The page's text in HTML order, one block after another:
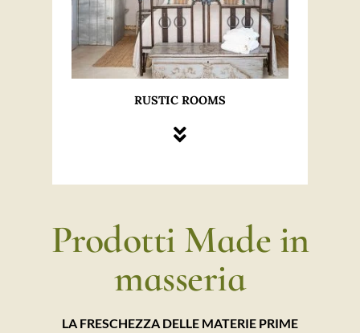
RUSTIC ROOMS
Prodotti Made in
masseria
LA FRESCHEZZA DELLE MATERIE PRIME